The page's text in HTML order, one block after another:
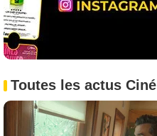
Toutes les actus Ciné